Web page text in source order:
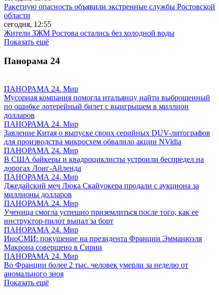
Ракетную опасность объявили экстренные службы Ростовской
области
сегодня, 12:55
Жители ЗЖМ Ростова остались без холодной воды
Показать ещё
Панорама 24
ПАНОРАМА 24. Мир
Мусорная компания помогла итальянцу найти выброшенный
по ошибке лотерейный билет с выигрышем в миллион
долларов
ПАНОРАМА 24. Мир
Завление Китая о выпуске своих серийных DUV-литографов
для производства микросхем обвалило акции NVidia
ПАНОРАМА 24. Мир
В США байкеры и квадроциклисты устроили беспредел на
дорогах Лонг-Айленда
ПАНОРАМА 24. Мир
Джедайский меч Люка Скайуокера продали с аукциона за
миллионы долларов
ПАНОРАМА 24. Мир
Ученица смогла успешно приземлиться после того, как ее
инструктор-пилот выпал за борт
ПАНОРАМА 24. Мир
ИноСМИ: покушение на президента Франции Эмманюэля
Макрона совершено в Сирии
ПАНОРАМА 24. Мир
Во Франции более 2 тыс. человек умерли за неделю от
аномального зноя
Показать ещё